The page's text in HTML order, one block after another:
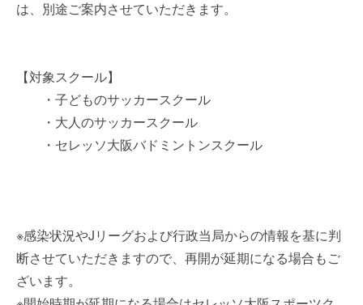
は、別途ご案内させていただきます。
【対象スクール】
・子どものサッカースクール
・大人のサッカースクール
・セレッソ大阪バドミントンスクール
※感染状況やJリーグおよび行政当局からの情報を基に判
断させていただきますので、再開が延期になる場合もご
ざいます。